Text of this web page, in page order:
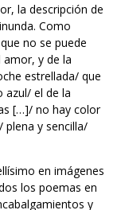
la descripción de
Como
no se puede
amor, y de la
estrellada/ que
azul/ el de la
[…]/ no hay color
plena y sencilla/
en imágenes
los poemas en
y